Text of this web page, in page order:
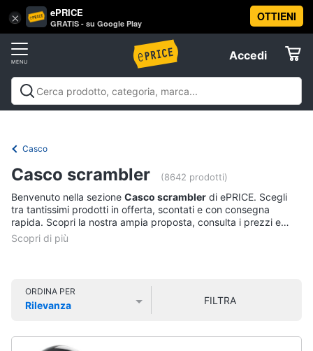
× ePRICE
GRATIS - su Google Play
OTTIENI
Accedi
Accedi
Registrati
Offerte
Telefonia
Tv
Cinema
home
Vai
al
Sport
Abbigliamento
T-
shirt
Felpa
Tuta
Scarpe
nike
outdoor
palestra
Casco
Casco scrambler (8642 prodotti)
Benvenuto nella sezione Casco scrambler di ePRICE. Scegli
tra tantissimi prodotti in offerta, scontati e con consegna
rapida. Scopri la nostra ampia proposta, consulta i prezzi e
acquista comodamente online.
ORDINA PER
Rilevanza
FILTRA